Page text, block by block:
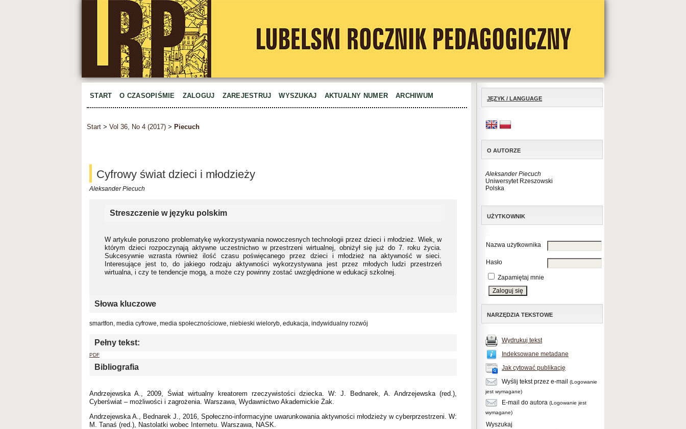
JĘZYK / LANGUAGE
O AUTORZE
Aleksander Piecuch
Uniwersytet Rzeszowski
Polska
UŻYTKOWNIK
Nazwa użytkownika
Hasło
Zapamiętaj mnie
NARZĘDZIA TEKSTOWE
Wydrukuj tekst
Indeksowane metadane
Jak cytować publikację
Wyślij tekst przez e-mail
(Logowanie
jest wymagane)
E-mail do autora (Logowanie jest
wymagane)
Wyszukaj
START O CZASOPIŚMIE ZALOGUJ ZAREJESTRUJ WYSZUKAJ AKTUALNY NUMER ARCHIWUM
Start > Vol 36, No 4 (2017) > Piecuch
Cyfrowy świat dzieci i młodzieży
Aleksander Piecuch
Streszczenie w języku polskim
W artykule poruszono problematykę wykorzystywania nowoczesnych technologii przez dzieci i młodzież. Wiek, w
którym dzieci rozpoczynają aktywne uczestnictwo w przestrzeni wirtualnej, obniżył się już do 7. roku życia.
Sukcesywnie wzrasta również ilość czasu poświęcanego przez dzieci i młodzież na aktywność w sieci.
Interesujące jest to, do jakiego rodzaju aktywności wykorzystywana jest przez młodych ludzi przestrzeń
wirtualna, i czy te tendencje mogą, a może czy powinny zostać uwzględnione w edukacji szkolnej.
Słowa kluczowe
smartfon, media cyfrowe, media społecznościowe, niebieski wieloryb, edukacja, indywidualny rozwój
Pełny tekst:
PDF
Bibliografia
Andrzejewska A., 2009, Świat wirtualny kreatorem rzeczywistości dziecka. W: J. Bednarek, A. Andrzejewska (red.),
Cyberświat – możliwości i zagrożenia. Warszawa, Wydawnictwo Akademickie Żak.
Andrzejewska A., Bednarek J., 2016, Społeczno-informacyjne uwarunkowania aktywności młodzieży w cyberprzestrzeni. W:
M. Tanaś (red.), Nastolatki wobec Internetu. Warszawa, NASK.